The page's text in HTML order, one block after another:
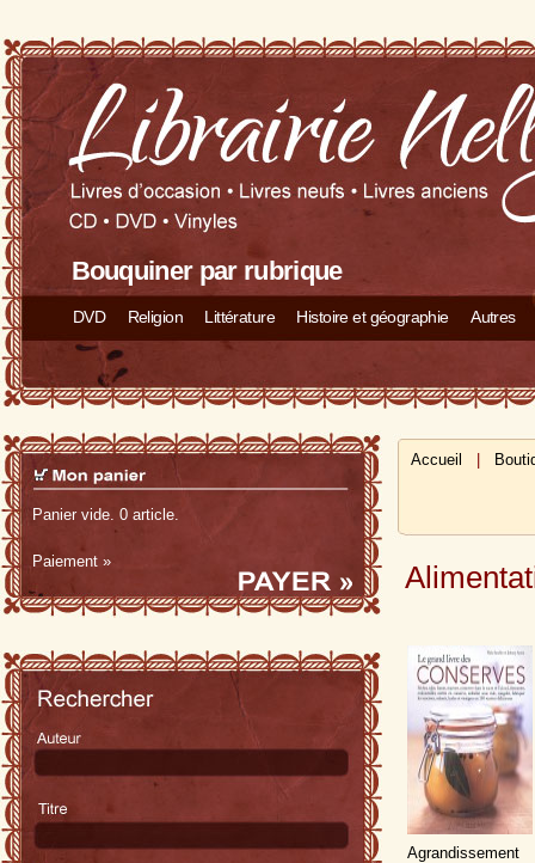
Bouquiner par rubrique
DVD Religion Littérature Histoire et géographie Autres
Panier vide. 0 article.
Paiement »
Accueil
Agrandissement